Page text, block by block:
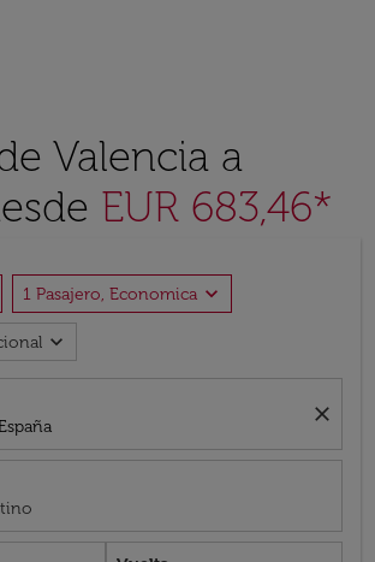
Valencia a
EUR 683,46*
1 Pasajero, Economica expand_more
expand_more
close